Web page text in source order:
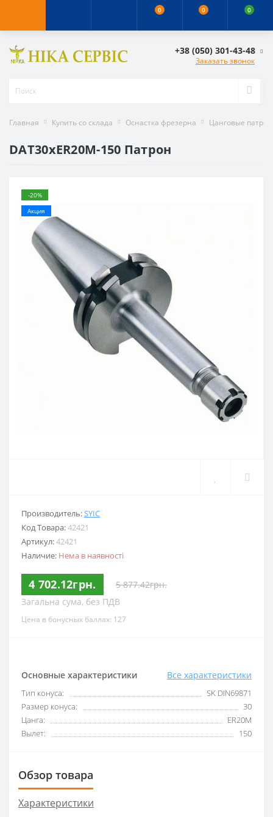
0 0 0
+38 (050) 301-43-48
Заказать звонок
Главная Купить со склада Оснастка фрезерна Цанговые
DAT30xER20M-150 Патрон
-20%
Акция
Производитель:SYIC
Код Товара:42421
Артикул:42421
Наличие: Нема в наявності
4 702.12грн.
5 877.42грн.
Загальна сума, без ПДВ
Цена в бонусных баллах: 127
Основные характеристики Все характеристики
Тип конуса:
SK DIN69871
Размер конуса:
30
Цанга:
ER20M
Вылет:
150
Обзор товара
Характеристики